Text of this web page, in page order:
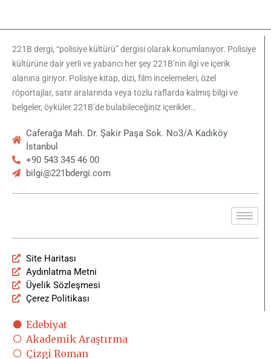
221B dergi, “polisiye kültürü” dergisi olarak konumlanıyor. Polisiye
kültürüne dair yerli ve yabancı her şey 221B’nin ilgi ve içerik
alanına giriyor. Polisiye kitap, dizi, film incelemeleri, özel
röportajlar, satır aralarında veya tozlu raflarda kalmış bilgi ve
belgeler, öyküler 221B’de bulabileceğiniz içerikler…
Caferağa Mah. Dr. Şakir Paşa Sok. No3/A Kadıköy
İstanbul
+90 543 345 46 00
bilgi@221bdergi.com
Site Haritası
Aydınlatma Metni
Üyelik Sözleşmesi
Çerez Politikası
Edebiyat
Akademik Araştırma
Çizgi Roman